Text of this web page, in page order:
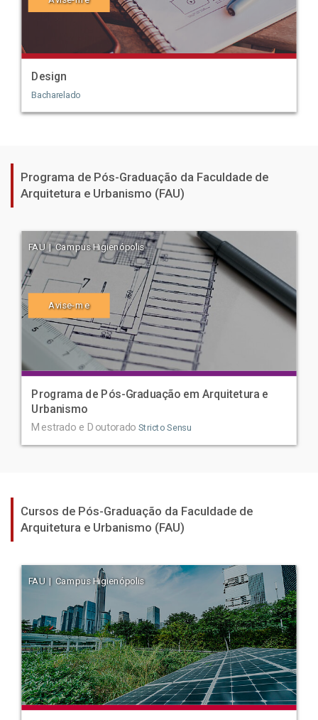
Design
Bacharelado
Programa de Pós-Graduação da Faculdade de
Arquitetura e Urbanismo (FAU)
FAU | Campus Higienópolis
Avise-me
Programa de Pós-Graduação em Arquitetura e
Urbanismo
Mestrado e Doutorado Stricto Sensu
Cursos de Pós-Graduação da Faculdade de
Arquitetura e Urbanismo (FAU)
FAU | Campus Higienópolis